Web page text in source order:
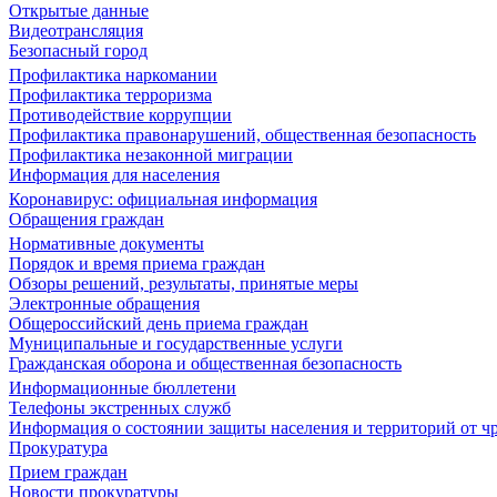
Открытые данные
Видеотрансляция
Безопасный город
Профилактика наркомании
Профилактика терроризма
Противодействие коррупции
Профилактика правонарушений, общественная безопасность
Профилактика незаконной миграции
Информация для населения
Коронавирус: официальная информация
Обращения граждан
Нормативные документы
Порядок и время приема граждан
Обзоры решений, результаты, принятые меры
Электронные обращения
Общероссийский день приема граждан
Муниципальные и государственные услуги
Гражданская оборона и общественная безопасность
Информационные бюллетени
Телефоны экстренных служб
Информация о состоянии защиты населения и территорий от
Прокуратура
Прием граждан
Новости прокуратуры